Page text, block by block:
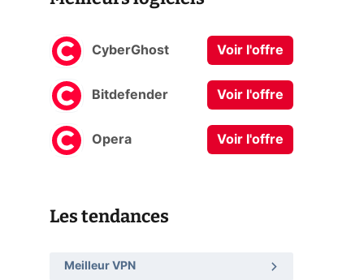
CyberGhost Voir l'offre
Bitdefender Voir l'offre
Opera Voir l'offre
Les tendances
Meilleur VPN